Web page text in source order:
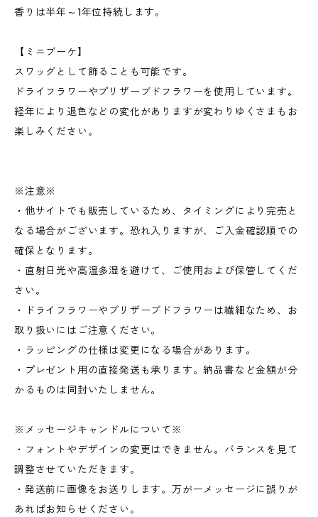
香りは半年～1年位持続します。
【ミニブーケ】
スワッグとして飾ることも可能です。
ドライフラワーやプリザーブドフラワーを使用しています。
経年により退色などの変化がありますが変わりゆくさまもお
楽しみください。
※注意※
・他サイトでも販売しているため、タイミングにより完売と
なる場合がございます。恐れ入りますが、ご入金確認順での
確保となります。
・直射日光や高温多湿を避けて、ご使用および保管してくだ
さい。
・ドライフラワーやプリザーブドフラワーは繊細なため、お
取り扱いにはご注意ください。
・ラッピングの仕様は変更になる場合があります。
・プレゼント用の直接発送も承ります。納品書など金額が分
かるものは同封いたしません。
※メッセージキャンドルについて※
・フォントやデザインの変更はできません。バランスを見て
調整させていただきます。
・発送前に画像をお送りします。万が一メッセージに誤りが
あればお知らせください。